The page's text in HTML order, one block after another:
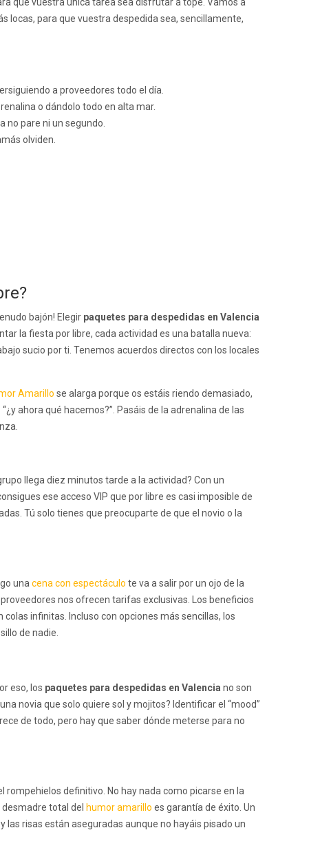
que vuestra única tarea sea disfrutar a tope. Vamos a
locas, para que vuestra despedida sea, sencillamente,
a proveedores todo el día.
o dándolo todo en alta mar.
no pare ni un segundo.
olviden.
bajón! Elegir paquetes para despedidas en Valencia
la fiesta por libre, cada actividad es una batalla nueva:
sucio por ti. Tenemos acuerdos directos con los locales
Amarillo se alarga porque os estáis riendo demasiado,
ahora qué hacemos?”. Pasáis de la adrenalina de las
llega diez minutos tarde a la actividad? Con un
ese acceso VIP que por libre es casi imposible de
Tú solo tienes que preocuparte de que el novio o la
unacena con espectáculo te va a salir por un ojo de la
nos ofrecen tarifas exclusivas. Los beneficios
infinitas. Incluso con opciones más sencillas, los
de nadie.
eso, los paquetes para despedidas en Valencia no son
novia que solo quiere sol y mojitos? Identificar el “mood”
de todo, pero hay que saber dónde meterse para no
rompehielos definitivo. No hay nada como picarse en la
desmadre total del humor amarillo es garantía de éxito. Un
risas están aseguradas aunque no hayáis pisado un